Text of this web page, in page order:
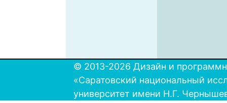
© 2013-2026 Дизайн и
«Саратовский национальный
университет имени Н.Г.